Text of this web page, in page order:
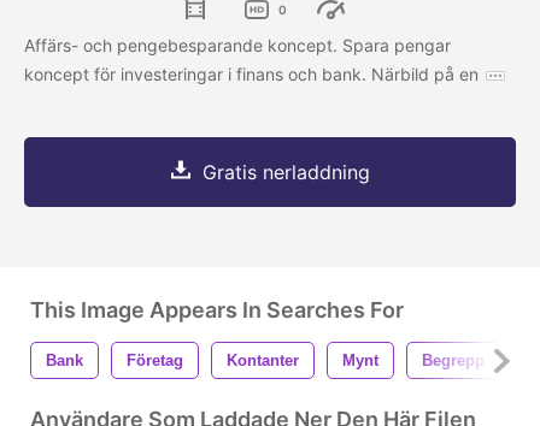
0
Affärs- och pengebesparande koncept. Spara pengar
koncept för investeringar i finans och bank. Närbild på en
Gratis nerladdning
This Image Appears In Searches For
Bank Företag Kontanter Mynt Begrepp
Användare Som Laddade Ner Den Här Filen